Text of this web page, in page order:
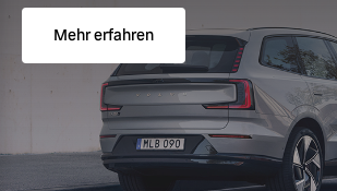
Aktuelle Zubehörangebote
Volvo Gebrauchtwagenbörse
Über uns
Unser Team
Mehr erfahren